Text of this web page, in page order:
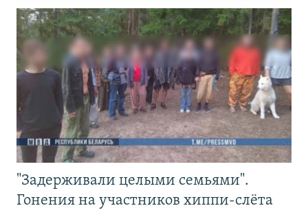
"Задерживали целыми семьями".
Гонения на участников хиппи-слёта